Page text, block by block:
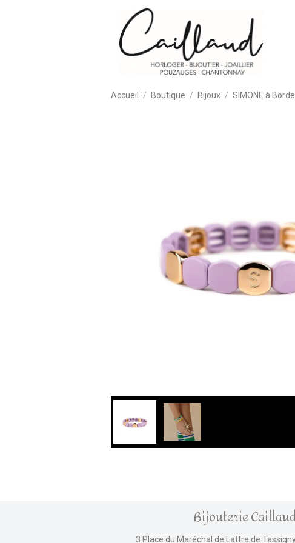
Accueil Boutique Bijoux SIMONE à
Bijouterie
3 Place du Maréchal de Lattre de